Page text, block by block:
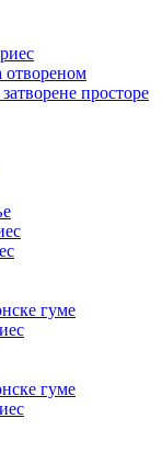
отвореном
просторе
гуме
гуме